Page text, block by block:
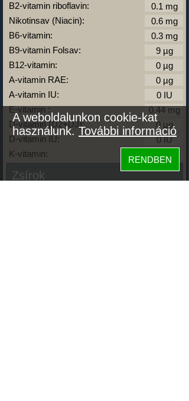
B2-vitamin riboflavin:
Nikotinsav (Niacin):
B6-vitamin:
B9-vitamin Folsav:
B12-vitamin:
A-vitamin RAE:
A-vitamin IU:
E-vitamin :
D-vitamin (D2+D3):
D-vitamin IU:
K-vitamin:
Zsírok
A weboldalunkon cookie-kat
használunk.További információ
RENDBEN